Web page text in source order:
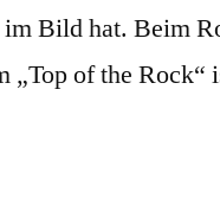
Bild hat. Beim
of the Rock“